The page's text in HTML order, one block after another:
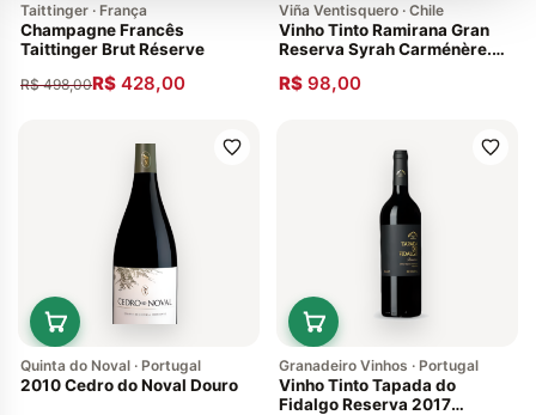
Taittinger · França
Champagne Francês
Taittinger Brut Réserve
R$498,00R$ 428,00
Viña Ventisquero · Chile
Vinho Tinto Ramirana Gran
Reserva Syrah Carménère.
R$ 98,00
Quinta do Noval · Portugal
2010 Cedro do Noval Douro
Granadeiro Vinhos · Portugal
Vinho Tinto Tapada do
Fidalgo Reserva 2017